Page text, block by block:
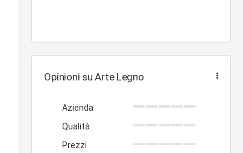
Opinioni su Arte Legno
Azienda
Qualità
Prezzi